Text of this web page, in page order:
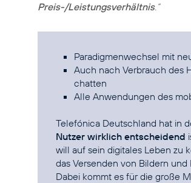
Preis-/Leistungsverhältnis.“
Paradigmenwechsel mit
Auch nach Verbrauch des
chatten
Alle Anwendungen des
Telefónica Deutschland hat in
Nutzer wirklich entscheidend
will auf sein digitales Leben zu
das Versenden von Bildern und
Dabei kommt es für die große